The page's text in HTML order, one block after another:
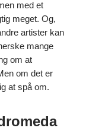
med et
meget. Og,
artister kan
mange
om at
om det er
at spå om.